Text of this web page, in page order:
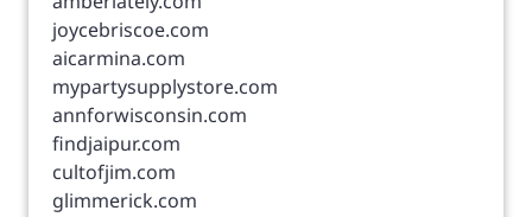
joycebriscoe.com
aicarmina.com
mypartysupplystore.com
annforwisconsin.com
findjaipur.com
cultofjim.com
glimmerick.com